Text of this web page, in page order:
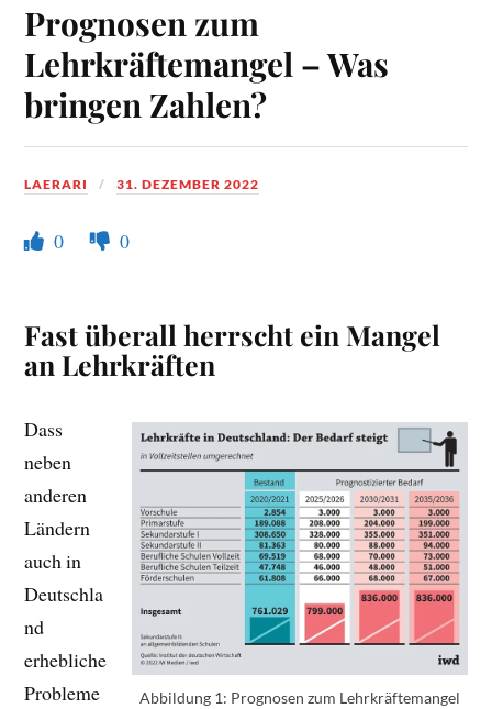
Prognosen zum
Lehrkräftemangel – Was
bringen Zahlen?
LAERARI 31. DEZEMBER 2022
0 0
Fast überall herrscht ein Mangel
an Lehrkräften
Abbildung 1: Prognosen zum Lehrkräftemangel
Dass
neben
anderen
Ländern
auch in
Deutschla
nd
erhebliche
Probleme